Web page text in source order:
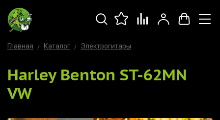
Главная Каталог Электрогитары
Harley Benton ST-62MN
VW